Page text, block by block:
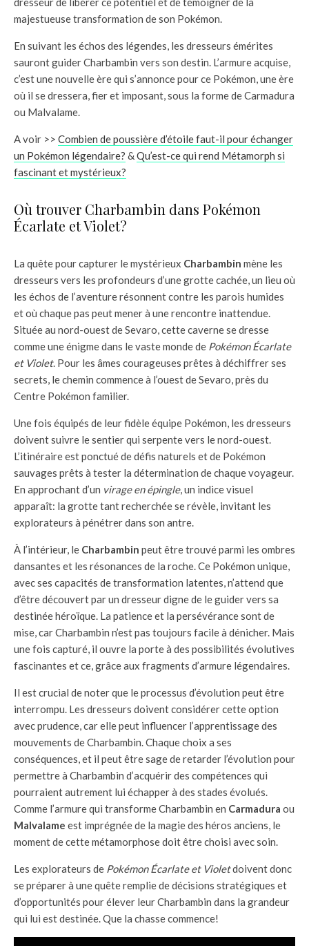
majestueuse transformation de son Pokémon.
En suivant les échos des légendes, les dresseurs émérites
sauront guider Charbambin vers son destin. L’armure acquise,
c’est une nouvelle ère qui s’annonce pour ce Pokémon, une ère
où il se dressera, fier et imposant, sous la forme de Carmadura
ou Malvalame.
A voir >> Combien de poussière d’étoile faut-il pour échanger
un Pokémon légendaire? &Qu’est-ce qui rend Métamorph si
fascinant et mystérieux?
Où trouver Charbambin dans Pokémon
Écarlate et Violet?
La quête pour capturer le mystérieux Charbambin mène les
dresseurs vers les profondeurs d’une grotte cachée, un lieu où
les échos de l’aventure résonnent contre les parois humides
et où chaque pas peut mener à une rencontre inattendue.
Située au nord-ouest de Sevaro, cette caverne se dresse
comme une énigme dans le vaste monde de Pokémon Écarlate
et Violet. Pour les âmes courageuses prêtes à déchiffrer ses
secrets, le chemin commence à l’ouest de Sevaro, près du
Centre Pokémon familier.
Une fois équipés de leur fidèle équipe Pokémon, les dresseurs
doivent suivre le sentier qui serpente vers le nord-ouest.
L’itinéraire est ponctué de défis naturels et de Pokémon
sauvages prêts à tester la détermination de chaque voyageur.
En approchant d’un virage en épingle, un indice visuel
apparaît: la grotte tant recherchée se révèle, invitant les
explorateurs à pénétrer dans son antre.
À l’intérieur, le Charbambin peut être trouvé parmi les ombres
dansantes et les résonances de la roche. Ce Pokémon unique,
avec ses capacités de transformation latentes, n’attend que
d’être découvert par un dresseur digne de le guider vers sa
destinée héroïque. La patience et la persévérance sont de
mise, car Charbambin n’est pas toujours facile à dénicher. Mais
une fois capturé, il ouvre la porte à des possibilités évolutives
fascinantes et ce, grâce aux fragments d’armure légendaires.
Il est crucial de noter que le processus d’évolution peut être
interrompu. Les dresseurs doivent considérer cette option
avec prudence, car elle peut influencer l’apprentissage des
mouvements de Charbambin. Chaque choix a ses
conséquences, et il peut être sage de retarder l’évolution pour
permettre à Charbambin d’acquérir des compétences qui
pourraient autrement lui échapper à des stades évolués.
Comme l’armure qui transforme Charbambin en Carmadura ou
Malvalame est imprégnée de la magie des héros anciens, le
moment de cette métamorphose doit être choisi avec soin.
Les explorateurs de Pokémon Écarlate et Violetdoivent donc
se préparer à une quête remplie de décisions stratégiques et
d’opportunités pour élever leur Charbambin dans la grandeur
qui lui est destinée. Que la chasse commence!